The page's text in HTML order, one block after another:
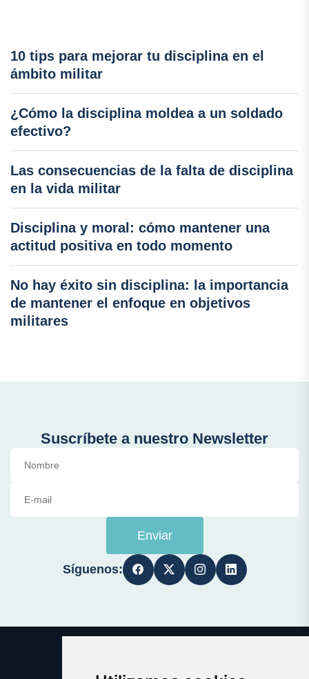
10 tips para mejorar tu disciplina en el
ámbito militar
¿Cómo la disciplina moldea a un soldado
efectivo?
Las consecuencias de la falta de disciplina
en la vida militar
Disciplina y moral: cómo mantener una
actitud positiva en todo momento
No hay éxito sin disciplina: la importancia
de mantener el enfoque en objetivos
militares
Suscríbete a nuestro Newsletter
Enviar
Síguenos: